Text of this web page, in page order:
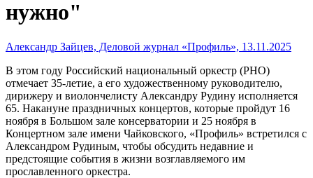
нужно"
Александр Зайцев, Деловой журнал «Профиль», 13.11.2025
В этом году Российский национальный оркестр (РНО)
отмечает 35-летие, а его художественному руководителю,
дирижеру и виолончелисту Александру Рудину исполняется
65. Накануне праздничных концертов, которые пройдут 16
ноября в Большом зале консерватории и 25 ноября в
Концертном зале имени Чайковского, «Профиль» встретился с
Александром Рудиным, чтобы обсудить недавние и
предстоящие события в жизни возглавляемого им
прославленного оркестра.